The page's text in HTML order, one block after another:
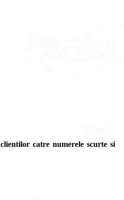
catre numerele scurte si